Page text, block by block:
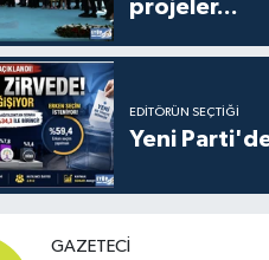
projeler...
EDITÖRÜN SEÇTIĞI
Yeni
GAZETECI